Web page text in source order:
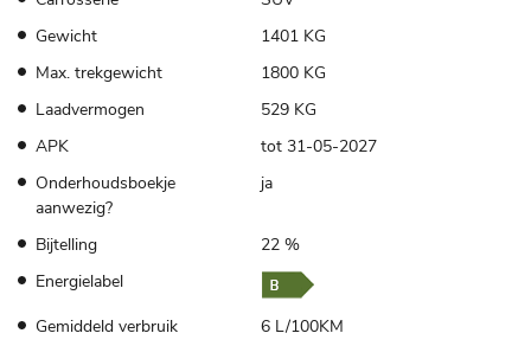
Gewicht
1401 KG
Max. trekgewicht
1800 KG
Laadvermogen
529 KG
APK
tot 31-05-2027
Onderhoudsboekje
aanwezig?
ja
Bijtelling
22 %
Energielabel
Gemiddeld verbruik
6 L/100KM